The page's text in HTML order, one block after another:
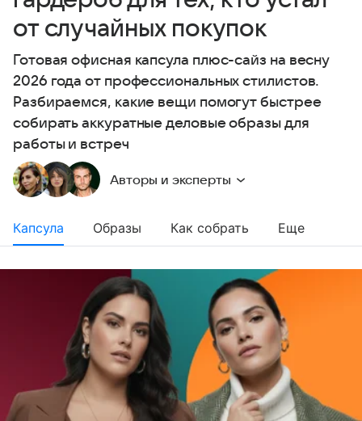
от случайных покупок
Готовая офисная капсула плюс-сайз на весну
2026 года от профессиональных стилистов.
Разбираемся, какие вещи помогут быстрее
собирать аккуратные деловые образы для
работы и встреч
Авторы и эксперты
Капсула Образы Как собрать Еще